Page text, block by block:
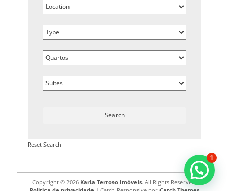
Reset Search
Copyright © 2026 Karla Terroso Imóveis. All Rights Reserved.
1